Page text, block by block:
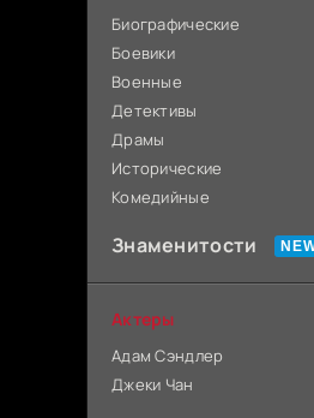
Биографические
Боевики
Военные
Детективы
Драмы
Исторические
Комедийные
Знаменитости
Актеры
Адам Сэндлер
Джеки Чан